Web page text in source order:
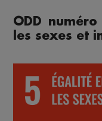
ODD
les sexes et